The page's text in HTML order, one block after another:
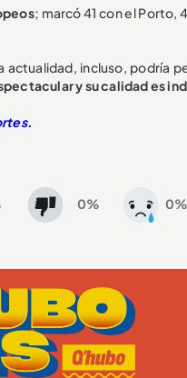
; marcó 41 con el Porto,
actualidad, incluso, podría
y su calidad es
0% 0%